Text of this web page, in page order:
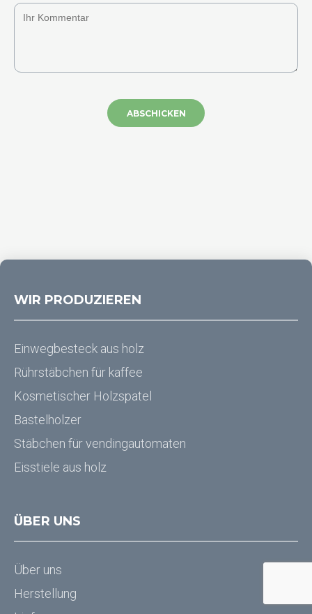
ABSCHICKEN
WIR PRODUZIEREN
Einwegbesteck aus holz
Rührstäbchen für kaffee
Kosmetischer Holzspatel
Bastelholzer
Stäbchen für vendingautomaten
Eisstiele aus holz
ÜBER UNS
Über uns
Herstellung